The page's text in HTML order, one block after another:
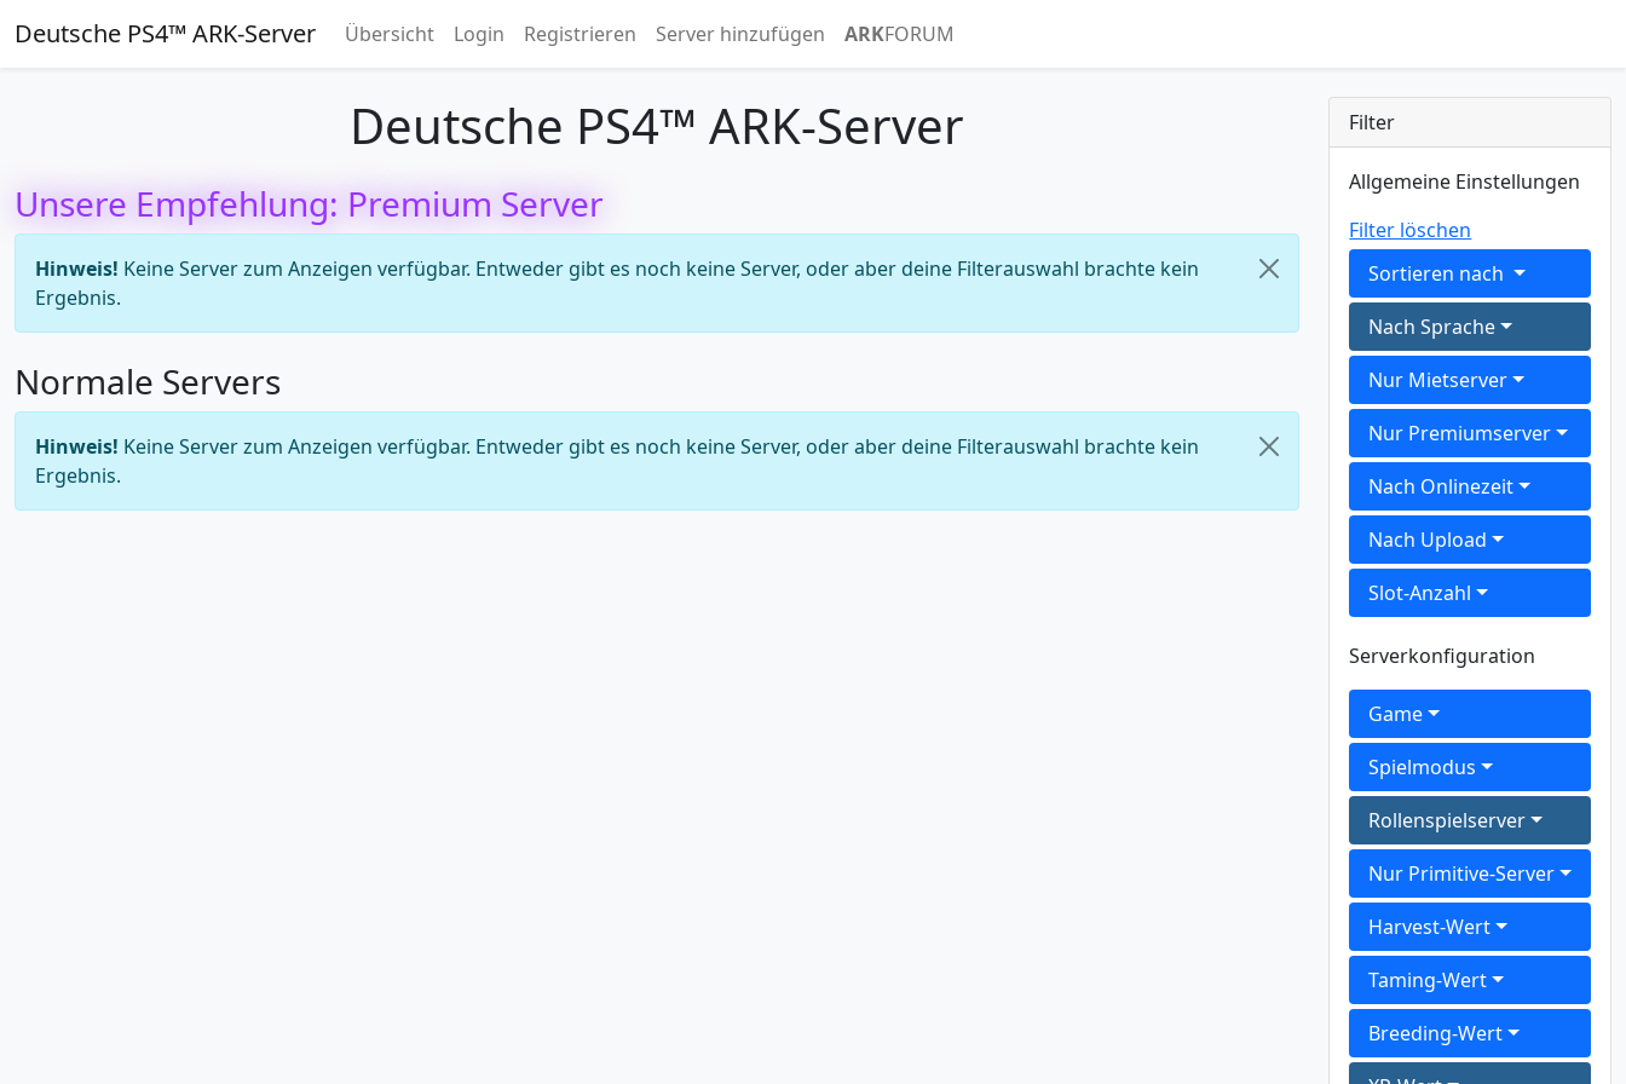
Deutsche PS4™ ARK-Server Übersicht Login Registrieren Server hinzufügen ARKFORUM
Deutsche PS4™ ARK-Server
Unsere Empfehlung: Premium Server
Hinweis! Keine Server zum Anzeigen verfügbar. Entweder gibt es noch keine Server, oder aber deine Filterauswahl brachte kein
Ergebnis.
Normale Servers
Hinweis! Keine Server zum Anzeigen verfügbar. Entweder gibt es noch keine Server, oder aber deine Filterauswahl brachte kein
Ergebnis.
Filter
Allgemeine Einstellungen
Filter löschen
Sortieren nach
Nach Sprache
Nur Mietserver
Nur Premiumserver
Nach Onlinezeit
Nach Upload
Slot-Anzahl
Serverkonfiguration
Game
Spielmodus
Rollenspielserver
Nur Primitive-Server
Harvest-Wert
Taming-Wert
Breeding-Wert